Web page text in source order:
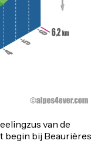
van de
begin bij Beaurières